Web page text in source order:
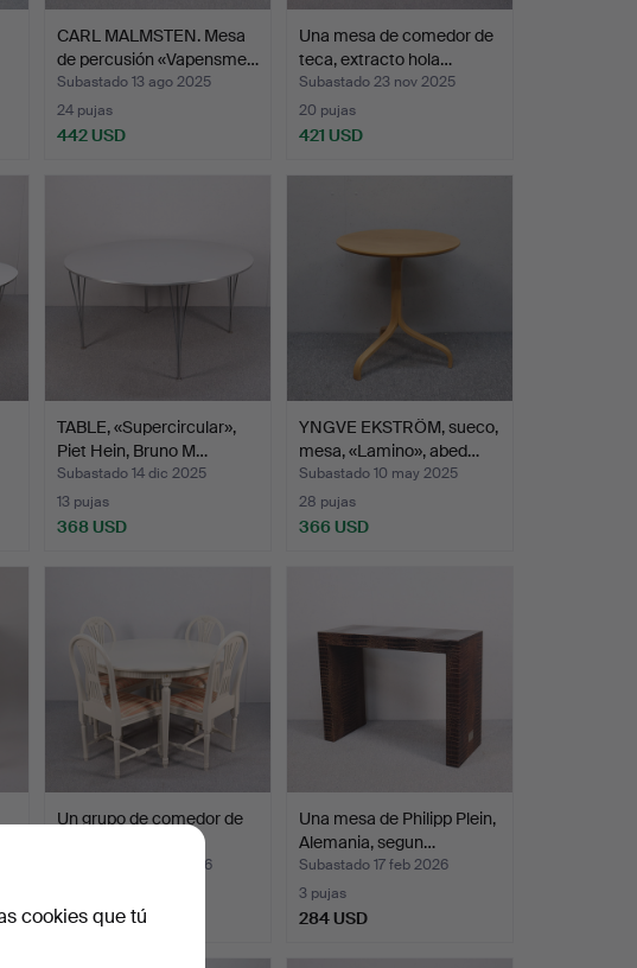
CARL MALMSTEN. Mesa
de percusión «Vapensme…
Subastado 13 ago 2025
24 pujas
442 USD
Una mesa de comedor de
teca, extracto hola…
Subastado 23 nov 2025
20 pujas
421 USD
TABLE, «Supercircular»,
Piet Hein, Bruno M…
Subastado 14 dic 2025
13 pujas
368 USD
YNGVE EKSTRÖM, sueco,
mesa, «Lamino», abed…
Subastado 10 may 2025
28 pujas
366 USD
Un grupo de comedor de
Subastado 10 ene 2026
295 USD
Una mesa de Philipp Plein,
Alemania, segun…
Subastado 17 feb 2026
3 pujas
284 USD
cookies que tú